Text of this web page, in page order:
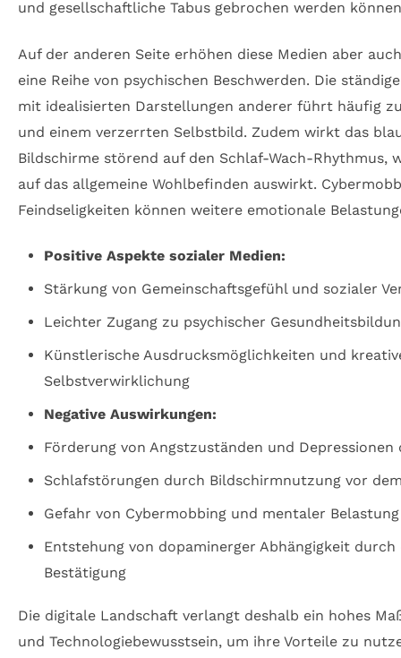
und gesellschaftliche Tabus gebrochen werden
Auf der anderen Seite erhöhen diese Medien aber
eine Reihe von psychischen Beschwerden. Die
mit idealisierten Darstellungen anderer führt häufig
und einem verzerrten Selbstbild. Zudem wirkt das
Bildschirme störend auf den Schlaf-Wach-Rhythmus,
auf das allgemeine Wohlbefinden auswirkt.
Feindseligkeiten können weitere emotionale
Positive Aspekte sozialer Medien:
Stärkung von Gemeinschaftsgefühl und sozialer
Leichter Zugang zu psychischer
Künstlerische Ausdrucksmöglichkeiten und
Selbstverwirklichung
Negative Auswirkungen:
Förderung von Angstzuständen und Depressionen
Schlafstörungen durch Bildschirmnutzung vor
Gefahr von Cybermobbing und mentaler Belastung
Entstehung von dopaminerger Abhängigkeit durch
Bestätigung
Die digitale Landschaft verlangt deshalb ein hohes
und Technologiebewusstsein, um ihre Vorteile zu